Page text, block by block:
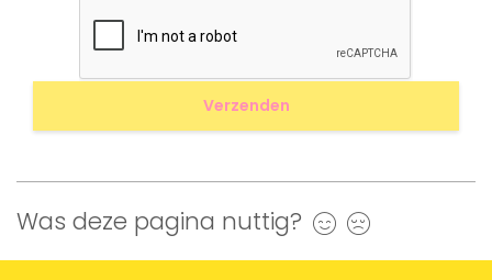
Was deze pagina nuttig? Ja